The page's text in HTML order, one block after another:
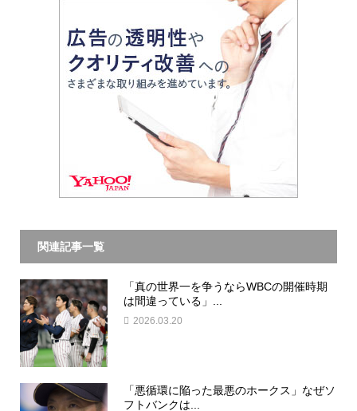
関連記事一覧
「真の世界一を争うならWBCの開催時期
は間違っている」...
2026.03.20
「悪循環に陥った最悪のホークス」なぜソ
フトバンクは...